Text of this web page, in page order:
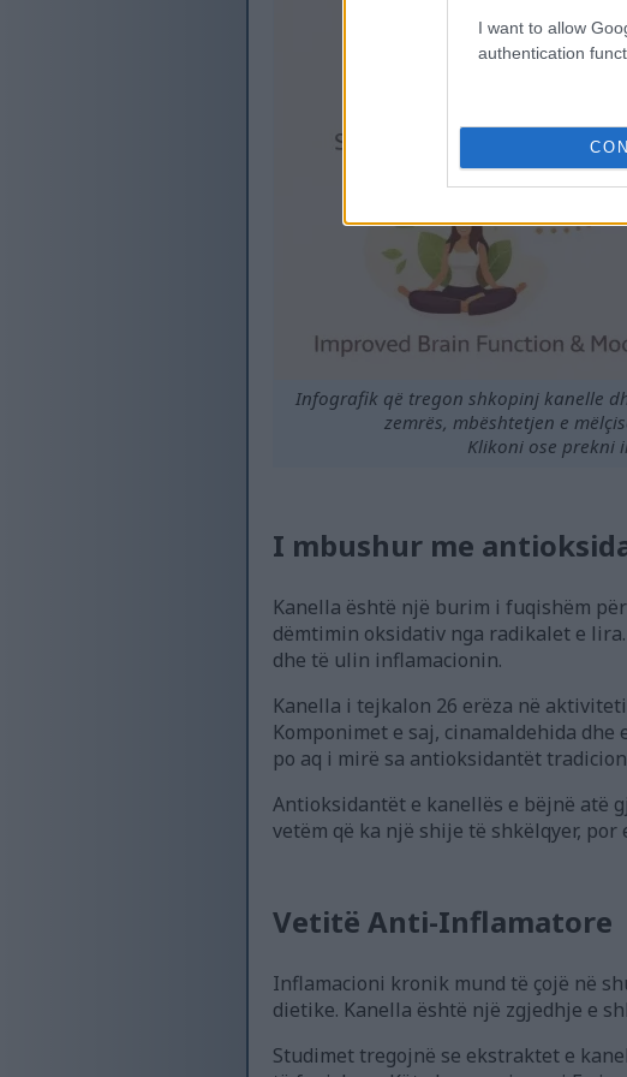
I want to allow
authentication
Infografik që tregon shkopinj kanelle
zemrës, mbështetjen e
Klikoni ose prekni
I mbushur me
Kanella është një burim i fuqishëm
dëmtimin oksidativ nga radikalet e
dhe të ulin inflamacionin.
Kanella i tejkalon 26 erëza në
Komponimet e saj, cinamaldehida
po aq i mirë sa antioksidantët
Antioksidantët e kanellës e bëjnë atë
vetëm që ka një shije të shkëlqyer,
Vetitë Anti-Inflamatore
Inflamacioni kronik mund të çojë në
dietike. Kanella është një zgjedhje e
Studimet tregojnë se ekstraktet e